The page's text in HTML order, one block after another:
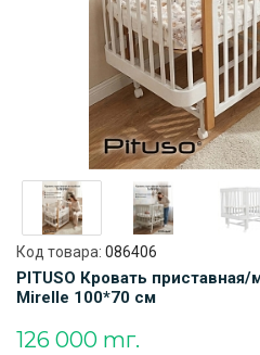
Код товара: 086406
PITUSO Кровать приставная/
Mirelle 100*70 см
126 000 тг.